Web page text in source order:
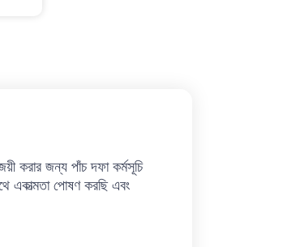
করার জন্য পাঁচ দফা কর্মসূচি
একাত্মতা পোষণ করছি এবং